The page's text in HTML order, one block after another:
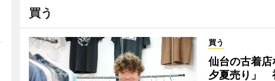
買う
買う
仙台の古着
夕夏売り」